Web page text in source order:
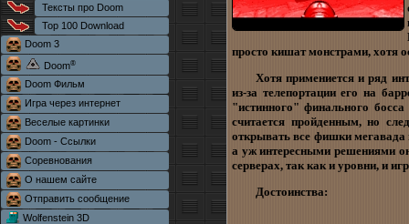
Тексты про Doom
Top 100 Download
Doom 3
Doom®
Doom Фильм
Игра через интернет
Веселые картинки
Doom - Ссылки
Соревнования
О нашем сайте
Отправить сообщение
Wolfenstein 3D
просто кишат монстрами, хотя
Хотя примениется и ряд
из-за телепортации его на
"истинного" финального
считается пройденным, но
открывать все фишки мегавада
а уж интересными решениями он
серверах, так как и уровни, и
Достоинства: